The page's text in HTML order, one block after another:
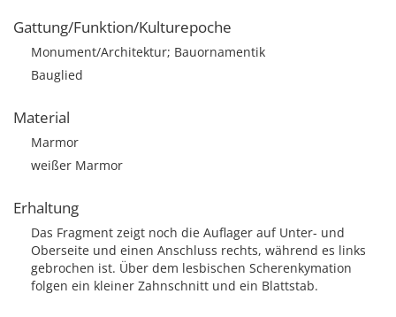
Gattung/Funktion/Kulturepoche
Monument/Architektur; Bauornamentik
Bauglied
Material
Marmor
weißer Marmor
Erhaltung
Das Fragment zeigt noch die Auflager auf Unter- und
Oberseite und einen Anschluss rechts, während es links
gebrochen ist. Über dem lesbischen Scherenkymation
folgen ein kleiner Zahnschnitt und ein Blattstab.